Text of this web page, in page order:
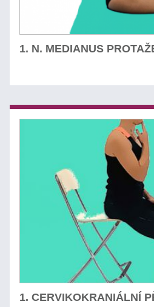
1. N. MEDIANUS
1. CERVIKOKRANIÁLNÍ